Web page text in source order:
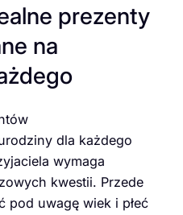
prezenty
na
dla każdego
wymaga
kwestii. Przede
pod uwagę wiek i płeć